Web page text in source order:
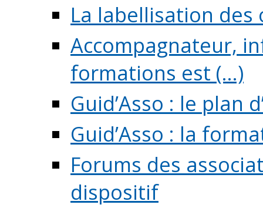
La labellisation
Accompagnateur,
formations est (...)
Guid’Asso : le plan
Guid’Asso : la
Forums des
dispositif